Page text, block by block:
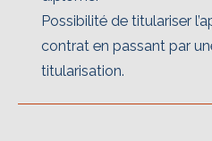
Possibilité de titulariser
contrat en passant par
titularisation.